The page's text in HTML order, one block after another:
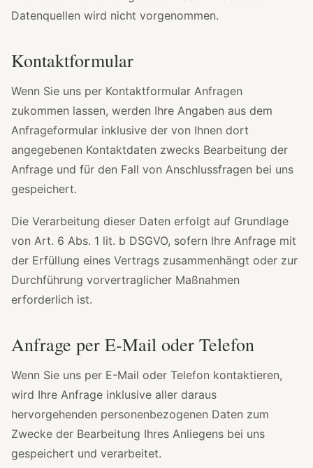
Datenquellen wird nicht vorgenommen.
Kontaktformular
Wenn Sie uns per Kontaktformular Anfragen
zukommen lassen, werden Ihre Angaben aus dem
Anfrageformular inklusive der von Ihnen dort
angegebenen Kontaktdaten zwecks Bearbeitung der
Anfrage und für den Fall von Anschlussfragen bei uns
gespeichert.
Die Verarbeitung dieser Daten erfolgt auf Grundlage
von Art. 6 Abs. 1 lit. b DSGVO, sofern Ihre Anfrage mit
der Erfüllung eines Vertrags zusammenhängt oder zur
Durchführung vorvertraglicher Maßnahmen
erforderlich ist.
Anfrage per E-Mail oder Telefon
Wenn Sie uns per E-Mail oder Telefon kontaktieren,
wird Ihre Anfrage inklusive aller daraus
hervorgehenden personenbezogenen Daten zum
Zwecke der Bearbeitung Ihres Anliegens bei uns
gespeichert und verarbeitet.